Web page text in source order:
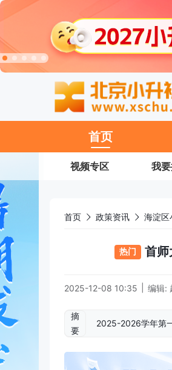
首页
视频专区 我
首页 政策资讯 海淀区
热门 首师
2025-12-08 10:35 编辑:
摘
要
2025-2026学年第